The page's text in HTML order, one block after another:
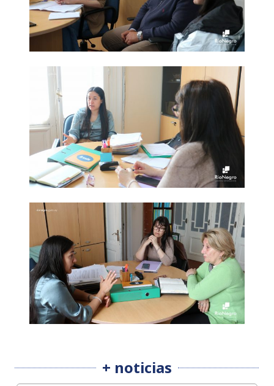
+ noticias